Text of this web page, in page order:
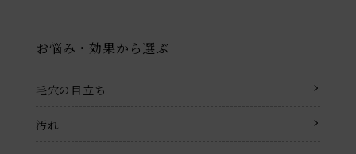
お悩み・効果から選ぶ
毛穴の目立ち
汚れ